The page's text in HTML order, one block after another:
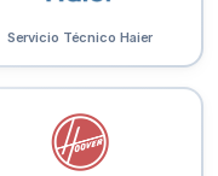
Servicio Técnico Haier